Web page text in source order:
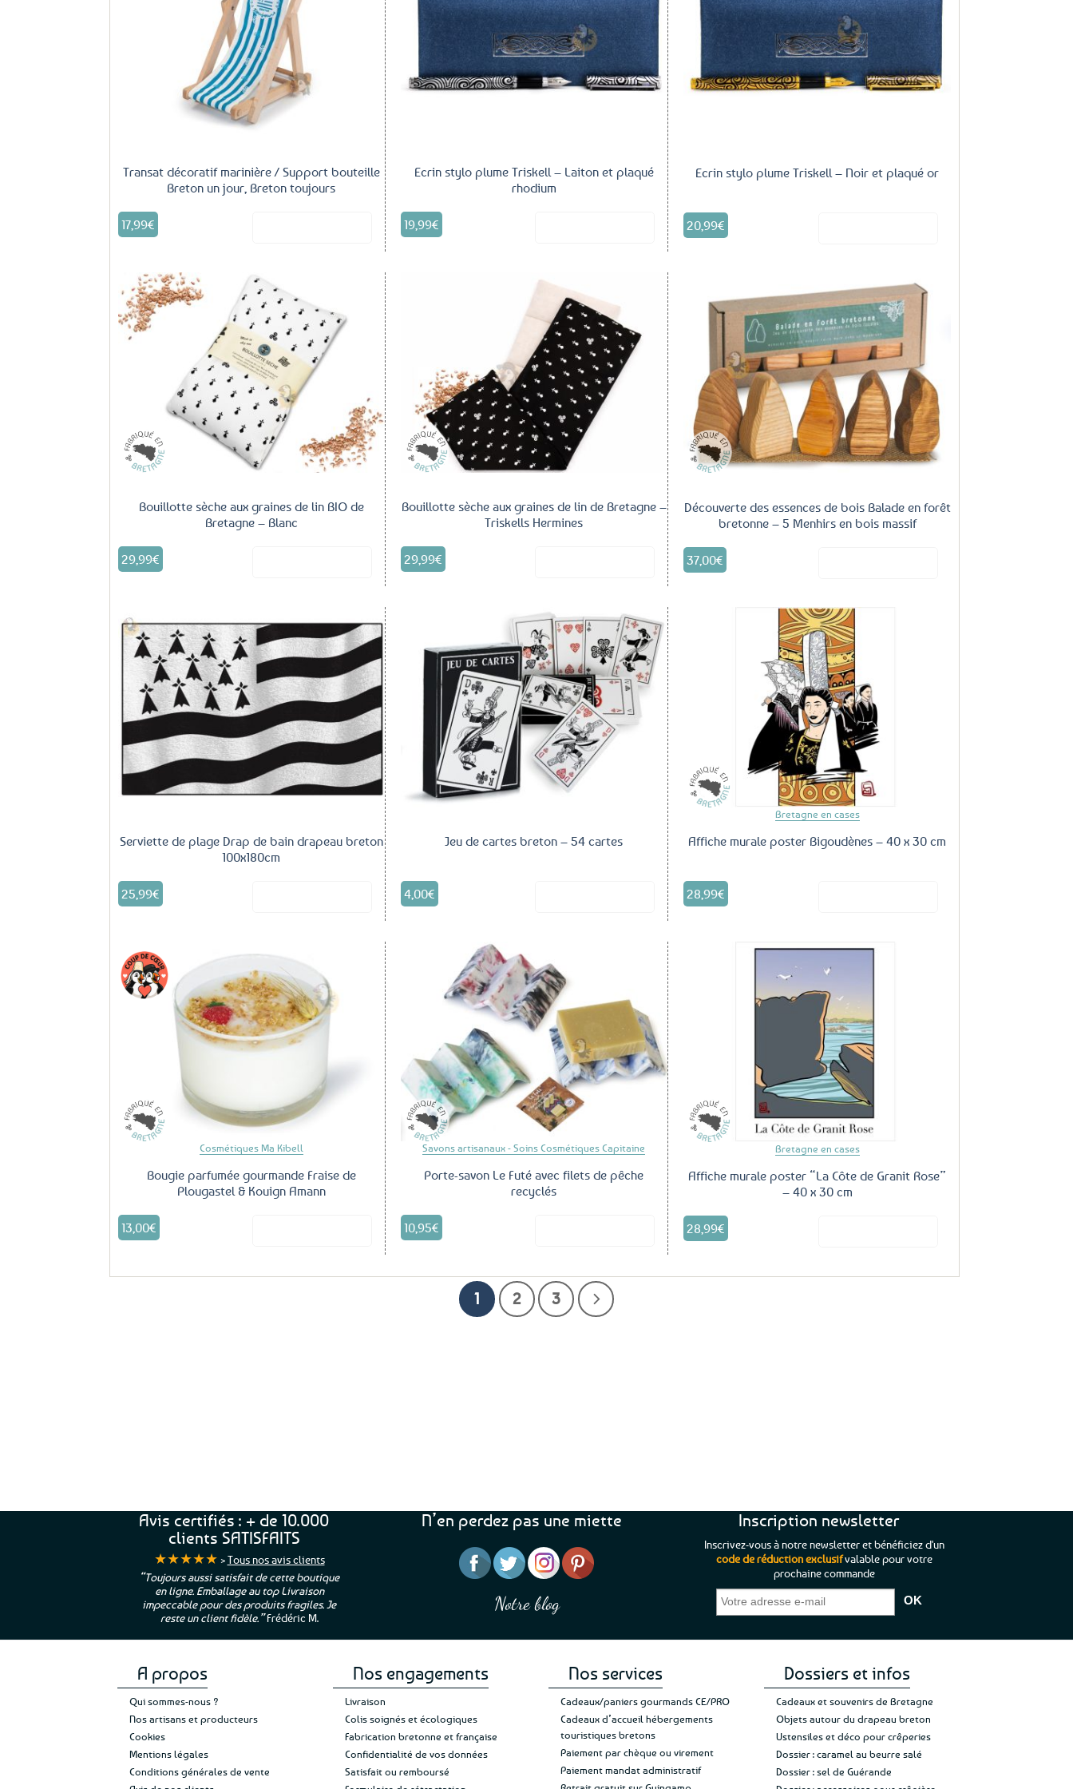
Transat décoratif marinière / Support bouteille
Breton un jour, Breton toujours
17,99€
Ecrin stylo plume Triskell – Laiton et plaqué
rhodium
19,99€
Ecrin stylo plume Triskell – Noir et plaqué or
20,99€
Bouillotte sèche aux graines de lin BIO de
Bretagne – Blanc
29,99€
Ajouter
aux
favoris
Bouillotte sèche aux graines de lin de Bretagne –
Triskells Hermines
29,99€
Ajouter
aux
favoris
Découverte des essences de bois Balade en forêt
bretonne – 5 Menhirs en bois massif
37,00€
Ajouter
aux
favoris
Serviette de plage Drap de bain drapeau breton
100x180cm
25,99€
Ajouter
aux
favoris
Jeu de cartes breton – 54 cartes
4,00€
Bretagne en cases
Affiche murale poster Bigoudènes – 40 x 30 cm
28,99€
Cosmétiques Ma Kibell
Bougie parfumée gourmande Fraise de
Plougastel & Kouign Amann
13,00€
Ajouter
aux
favoris
Savons artisanaux - Soins Cosmétiques Capitaine
Porte-savon Le Futé avec filets de pêche
recyclés
10,95€
Bretagne en cases
Affiche murale poster “La Côte de Granit Rose”
– 40 x 30 cm
28,99€
1 2 3
Avis certifiés : + de 10.000
clients SATISFAITS
★★★★★ >Tous nos avis clients
“Toujours aussi satisfait de cette boutique
en ligne. Emballage au top Livraison
impeccable pour des produits fragiles. Je
reste un client fidèle.”Frédéric M.
“Une boutique que je recommande pour
leur sérieux, des bons et beaux produits
et une équipe à l’écoute :-)”Patricia M.
“J’ai mis 5 étoiles parce que je pouvais pas
en mettre 6 ;)
Je suis plus que satisfaite de mon achat et
de ma livraison. Ne changez rien”Jade C.
“C’est agréable et tout aussi rassurant
de constater qu’il n’y a pas de petite
commande, mais un client à satisfaire.”
N’en perdez pas une miette
Notre blog
Inscription newsletter
Inscrivez-vous à notre newsletter et bénéficiez d'un
code de réduction exclusifvalable pour votre
prochaine commande
A propos
Qui sommes-nous ?
Nos artisans et producteurs
Cookies
Mentions légales
Conditions générales de vente
Nos engagements
Livraison
Colis soignés et écologiques
Fabrication bretonne et française
Confidentialité de vos données
Satisfait ou remboursé
Nos services
Cadeaux/paniers gourmands CE/PRO
Cadeaux d’accueil hébergements
touristiques bretons
Paiement par chèque ou virement
Paiement mandat administratif
Dossiers et infos
Cadeaux et souvenirs de Bretagne
Objets autour du drapeau breton
Ustensiles et déco pour crêperies
Dossier : caramel au beurre salé
Dossier : sel de Guérande